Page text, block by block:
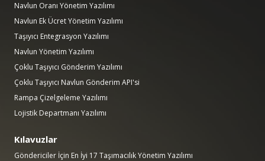
Navlun Oranı Yönetim Yazılımı
Navlun Ek Ücret Yönetim Yazılımı
Taşıyıcı Entegrasyon Yazılımı
Navlun Yönetim Yazılımı
Çoklu Taşıyıcı Gönderim Yazılımı
Çoklu Taşıyıcı Navlun Gönderim API'si
Rampa Çizelgeleme Yazılımı
Lojistik Departmanı Yazılımı
Kılavuzlar
Göndericiler İçin En İyi 17 Taşımacılık Yönetim Yazılımı